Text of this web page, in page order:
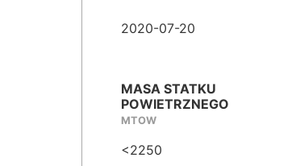
2020-07-20
MASA STATKU
POWIETRZNEGO
MTOW
<2250